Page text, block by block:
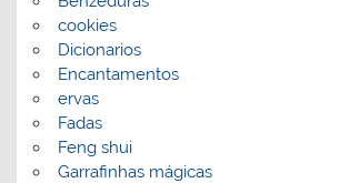
cookies
Dicionarios
Encantamentos
ervas
Fadas
Feng shui
Garrafinhas mágicas